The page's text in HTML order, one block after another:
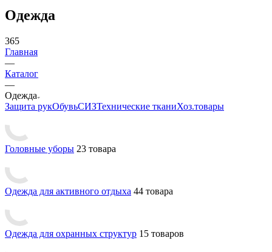
Одежда
365
Главная
—
Каталог
—
Одежда
Защита рукОбувьСИЗТехнические тканиХоз.товары
Головные уборы 23 товара
Одежда для активного отдыха 44 товара
Одежда для охранных структур 15 товаров